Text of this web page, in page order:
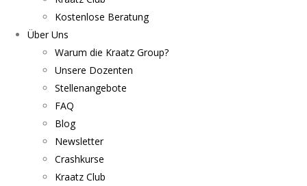
Kostenlose Beratung
Über Uns
Warum die Kraatz Group?
Unsere Dozenten
Stellenangebote
FAQ
Blog
Newsletter
Crashkurse
Kraatz Club